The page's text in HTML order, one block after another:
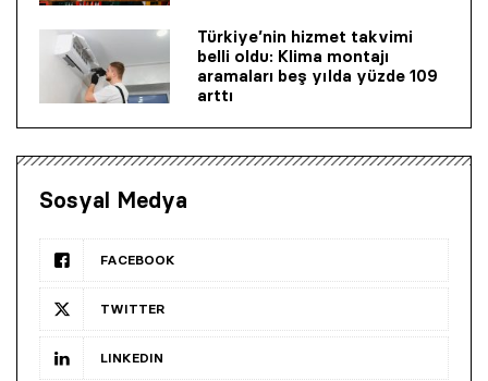
Türkiye’nin hizmet takvimi
belli oldu: Klima montajı
aramaları beş yılda yüzde 109
arttı
Sosyal Medya
FACEBOOK
TWITTER
LINKEDIN